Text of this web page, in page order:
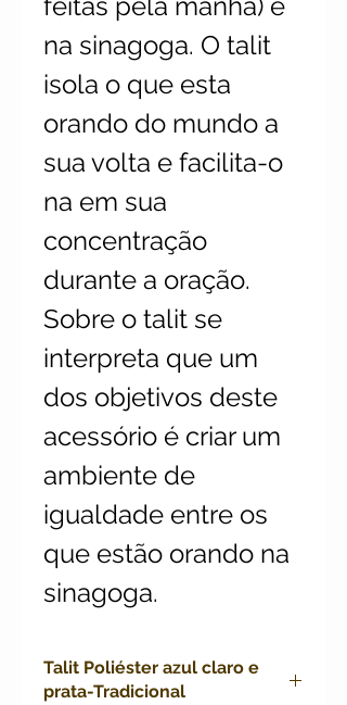
na sinagoga. O talit
isola o que esta
orando do mundo a
sua volta e facilita-o
na em sua
concentração
durante a oração.
Sobre o talit se
interpreta que um
dos objetivos deste
acessório é criar um
ambiente de
igualdade entre os
que estão orando na
sinagoga.
Talit Poliéster azul claro e
prata-Tradicional